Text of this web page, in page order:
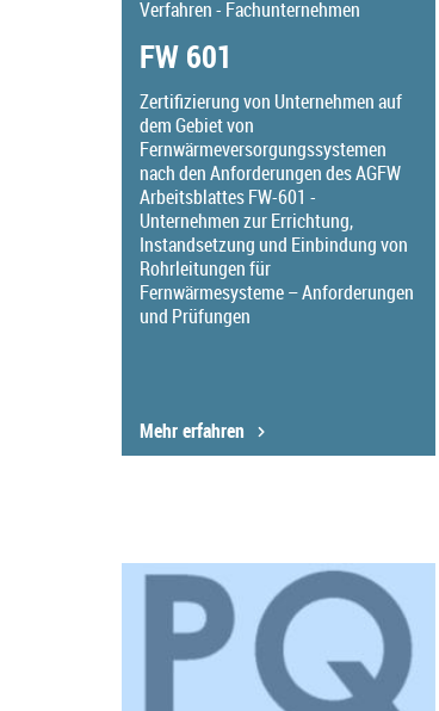
Verfahren - Fachunternehmen
FW 601
Zertifizierung von Unternehmen auf
dem Gebiet von
Fernwärmeversorgungssystemen
nach den Anforderungen des AGFW
Arbeitsblattes FW-601 -
Unternehmen zur Errichtung,
Instandsetzung und Einbindung von
Rohrleitungen für
Fernwärmesysteme – Anforderungen
und Prüfungen
Mehr erfahren